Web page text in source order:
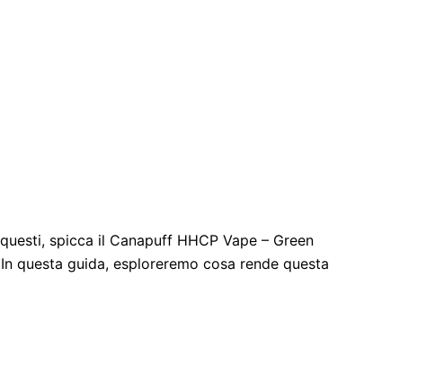
spicca il Canapuff HHCP Vape – Green
questa guida, esploreremo cosa rende questa